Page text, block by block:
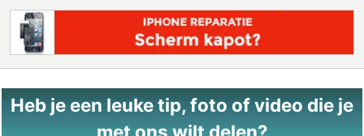
Heb je een leuke tip, foto of video die je